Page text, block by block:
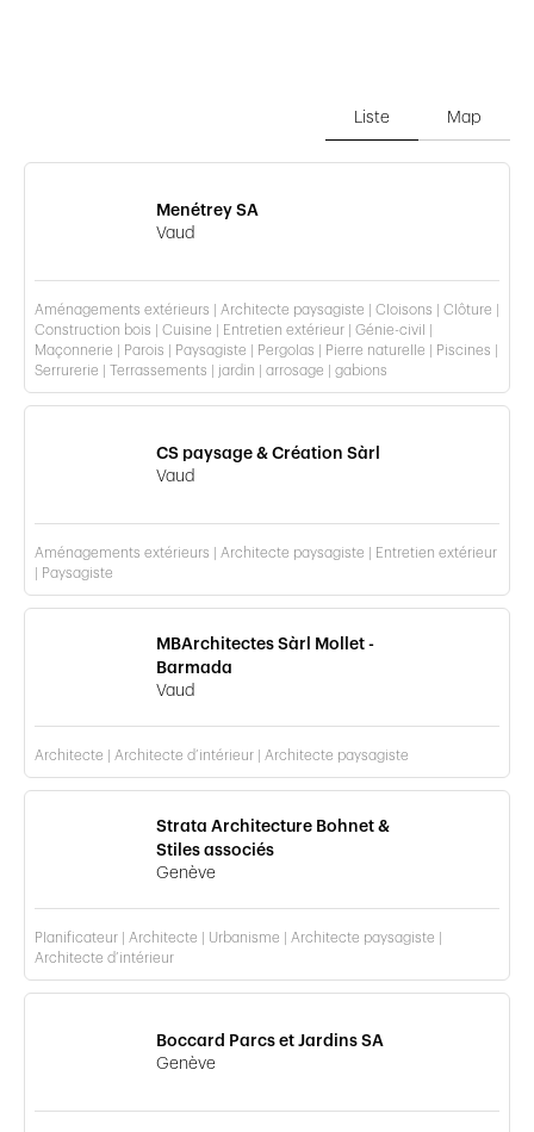
Liste Map
Menétrey SA
Vaud
Aménagements extérieurs | Architecte paysagiste | Cloisons | Clôture |
Construction bois | Cuisine | Entretien extérieur | Génie-civil |
Maçonnerie | Parois | Paysagiste | Pergolas | Pierre naturelle | Piscines |
Serrurerie | Terrassements | jardin | arrosage | gabions
CS paysage & Création Sàrl
Vaud
Aménagements extérieurs | Architecte paysagiste | Entretien extérieur
| Paysagiste
MBArchitectes Sàrl Mollet -
Barmada
Vaud
Architecte | Architecte d’intérieur | Architecte paysagiste
Strata Architecture Bohnet &
Stiles associés
Genève
Planificateur | Architecte | Urbanisme | Architecte paysagiste |
Architecte d’intérieur
Boccard Parcs et Jardins SA
Genève